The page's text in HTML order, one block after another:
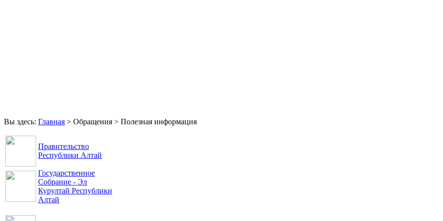
Вы здесь: Главная > Обращения > Полезная информация
Правительство
Республики Алтай
Государственное
Собрание - Эл
Курултай Республики
Алтай